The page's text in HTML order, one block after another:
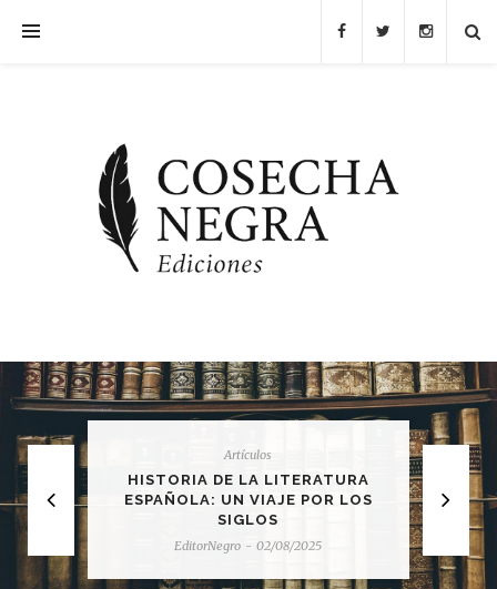
Artículos
HISTORIA DE LA LITERATURA
ESPAÑOLA: UN VIAJE POR LOS
SIGLOS
EditorNegro - 02/08/2025